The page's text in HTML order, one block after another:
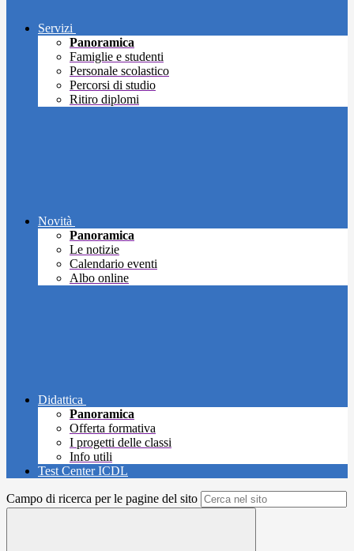
Servizi
Panoramica
Famiglie e studenti
Personale scolastico
Percorsi di studio
Ritiro diplomi
Novità
Panoramica
Le notizie
Calendario eventi
Albo online
Didattica
Panoramica
Offerta formativa
I progetti delle classi
Info utili
Test Center ICDL
Campo di ricerca per le pagine del sito